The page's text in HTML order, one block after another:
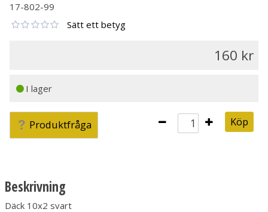
17-802-99
Sätt ett betyg
160
I lager
Produktfråga Köp
Beskrivning
Däck 10x2 svart